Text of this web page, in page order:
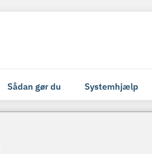
Sådan gør du Systemhjælp